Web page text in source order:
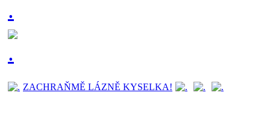
ZACHRAŇMĚ LÁZNĚ KYSELKA!